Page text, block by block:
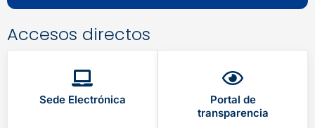
Accesos directos
Sede Electrónica
Portal de
transparencia